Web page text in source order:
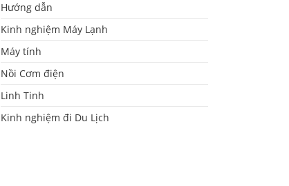
Hướng dẫn
Kinh nghiệm Máy Lạnh
Máy tính
Nồi Cơm điện
Linh Tinh
Kinh nghiệm đi Du Lịch